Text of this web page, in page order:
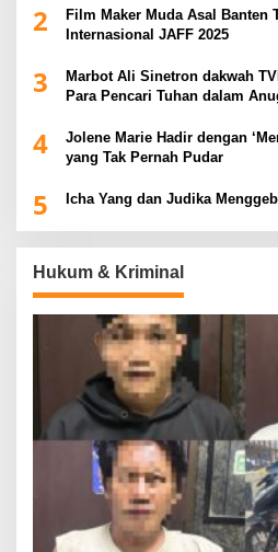
2
Film Maker Muda Asal Banten
Internasional JAFF 2025
3
Marbot Ali Sinetron dakwah
Para Pencari Tuhan dalam Anugerah Syiar Ramadhan
4
Jolene Marie Hadir dengan
yang Tak Pernah Pudar
5 Icha Yang dan Judika
Hukum & Kriminal